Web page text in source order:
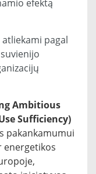
efektą
pagal
Ambitious
Sufficiency)
pakankamumui
energetikos